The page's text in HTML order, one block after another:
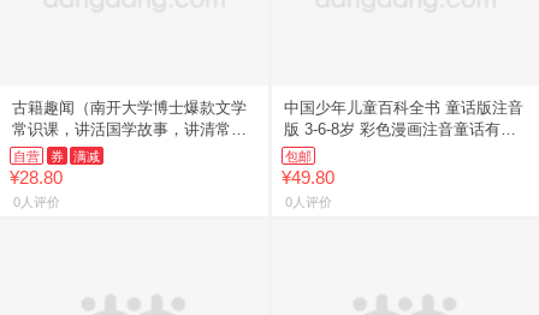
古籍趣闻（南开大学博士爆款文学
常识课，讲活国学故事，讲清常识
渊源，讲透高频考点！）
自营 券 满减
¥28.80
0人评价
中国少年儿童百科全书 童话版注音
版 3-6-8岁 彩色漫画注音童话有声
伴读 中国少年儿童百科全书吉林美
术出版社
包邮
¥49.80
0人评价